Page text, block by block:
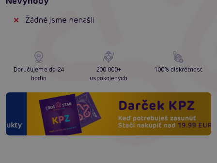
Žádné jsme nenašli
Doručujeme do 24
hodín
200 000+
uspokojených
100% diskrétnosť